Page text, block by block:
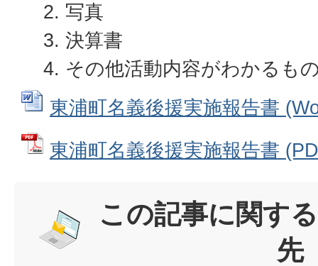
写真
決算書
その他活動内容がわかるも
東浦町名義後援実施報告書
東浦町名義後援実施報告書
この記事に関す
先